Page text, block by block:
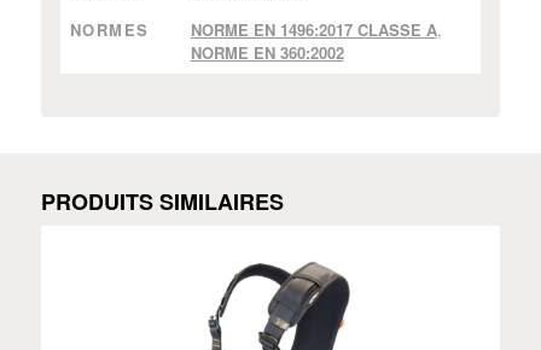
NORMES
NORME EN 1496:2017 CLASSE A,
NORME EN 360:2002
PRODUITS SIMILAIRES